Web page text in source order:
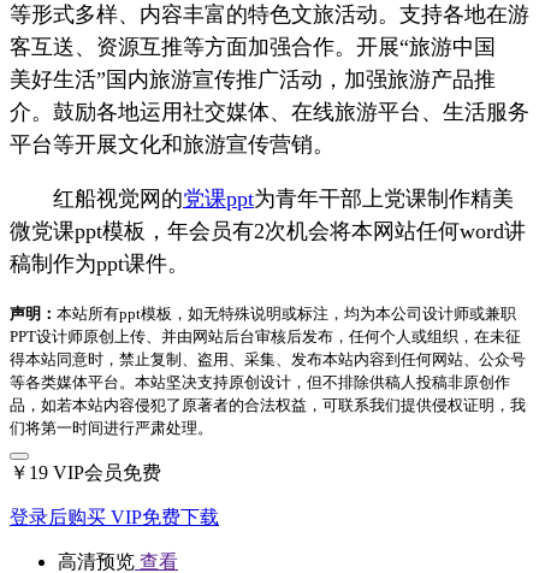
等形式多样、内容丰富的特色文旅活动。支持各地在游
客互送、资源互推等方面加强合作。开展“旅游中国
美好生活”国内旅游宣传推广活动，加强旅游产品推
介。鼓励各地运用社交媒体、在线旅游平台、生活服务
平台等开展文化和旅游宣传营销。
红船视觉网的党课ppt为青年干部上党课制作精美
微党课ppt模板，年会员有2次机会将本网站任何word讲
稿制作为ppt课件。
声明： 本站所有ppt模板，如无特殊说明或标注，均为本公司设计师或兼职
PPT设计师原创上传、并由网站后台审核后发布，任何个人或组织，在未征
得本站同意时，禁止复制、盗用、采集、发布本站内容到任何网站、公众号
等各类媒体平台。本站坚决支持原创设计，但不排除供稿人投稿非原创作
品，如若本站内容侵犯了原著者的合法权益，可联系我们提供侵权证明，我
们将第一时间进行严肃处理。
￥19 VIP会员免费
登录后购买 VIP免费下载
高清预览 查看